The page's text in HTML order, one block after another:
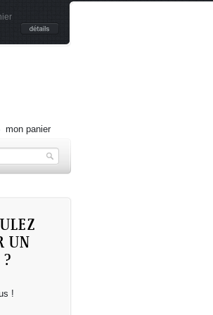
mon panier
UN
!